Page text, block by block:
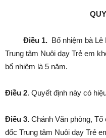
Điều 1. Bổ nhiệm bà
Trung tâm Nuôi dạy Trẻ em
bổ nhiệm là 5 năm.
Điều 2. Quyết định này có
Điều 3. Chánh Văn phòng,
đốc Trung tâm Nuôi dạy Trẻ